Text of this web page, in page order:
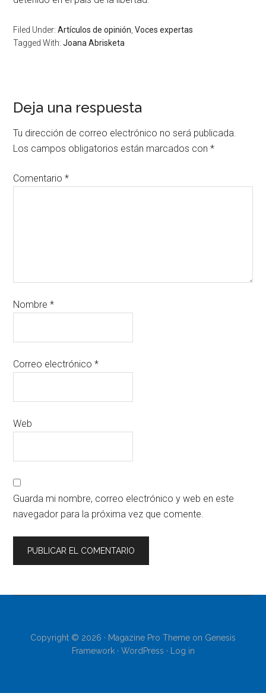
Filed Under:Artículos de opinión ,Voces expertas
Tagged With:Joana Abrisketa
Deja una respuesta
Tu dirección de correo electrónico no será publicada.
Los campos obligatorios están marcados con*
Comentario*
Nombre*
Correo electrónico*
Web
Guarda mi nombre, correo electrónico y web en este
navegador para la próxima vez que comente.
Copyright © 2026 · Magazine Pro Theme on Genesis
Framework· WordPress · Log in